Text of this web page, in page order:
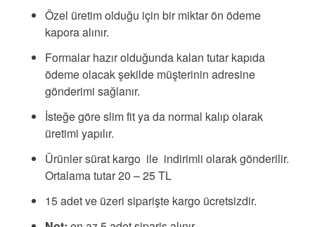
Özel üretim olduğu için bir miktar ön ödeme
kapora alınır.
Formalar hazır olduğunda kalan tutar kapıda
ödeme olacak şekilde müşterinin adresine
gönderimi sağlanır.
İsteğe göre slim fit ya da normal kalıp olarak
üretimi yapılır.
Ürünler sürat kargo ile indirimli olarak gönderilir.
Ortalama tutar 20 – 25 TL
15 adet ve üzeri siparişte kargo ücretsizdir.